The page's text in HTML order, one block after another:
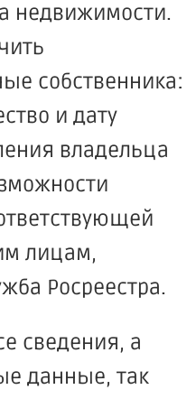
недвижимости.
собственника:
и дату
владельца
лицам,
Росреестра.
сведения, а
данные, так